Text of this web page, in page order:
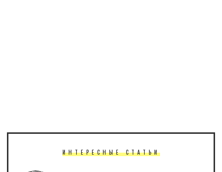
ИНТЕРЕСНЫЕ СТАТЬИ